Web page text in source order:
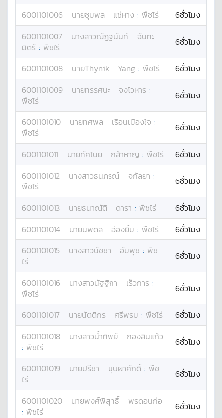
6001101006 นายชุมพล แซ่หาง : พืชไร่
6ชั่วโมง
6001101007
นางสาวณัฏฐนันท์
ฉันทะ
มิตร์ : พืชไร่ 6ชั่วโมง
6001101008 นายThynik Yang : พืชไร่
6ชั่วโมง
6001101009
นายทรรศนะ จงโวหาร :
พืชไร่
6ชั่วโมง
6001101010 นายทศพล เรือนเมืองใจ :
พืชไร่
6ชั่วโมง
6001101011 นายทัศไนย กล้าหาญ : พืชไร่
6ชั่วโมง
6001101012
นางสาวธนภรณ์ จกัลยา :
พืชไร่
6ชั่วโมง
6001101013 นายธนาณัติ ดารา : พืชไร่
6ชั่วโมง
6001101014
นายนพดล อ่องยิ้ม : พืชไร่
6ชั่วโมง
6001101015
นางสาวนัชชา อัมพุช : พืช
ไร่
6ชั่วโมง
6001101016 นางสาวนัฐฐิกา เร็วการ :
พืชไร่
6ชั่วโมง
6001101017 นายนัตติกร ศรีพรม : พืชไร่
6ชั่วโมง
6001101018
นางสาวน้ำทิพย์
กองสินแก้ว
: พืชไร่ 6ชั่วโมง
6001101019 นายปรีชา บุบผาศักดิ์ : พืช
ไร่
6ชั่วโมง
6001101020 นายพงศ์พิสุทธิ์
พรดอนก่อ
: พืชไร่ 6ชั่วโมง